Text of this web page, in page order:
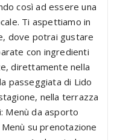
così ad essere una
Ti aspettiamo in
dove potrai gustare
con ingredienti
direttamente nella
passeggiata di Lido
nella terrazza
Menù da asporto
su prenotazione